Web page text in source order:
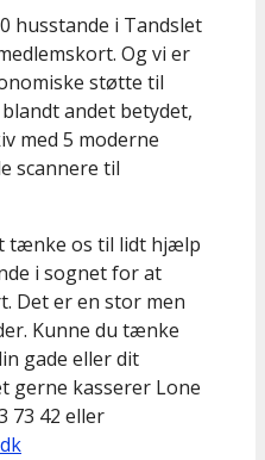
husstande i Tandslet
Og vi er
støtte til
andet betydet,
med 5 moderne
scannere til
tænke os til lidt hjælp
i sognet for at
Det er en stor men
Kunne du tænke
gade eller dit
gerne kasserer Lone
73 42 eller